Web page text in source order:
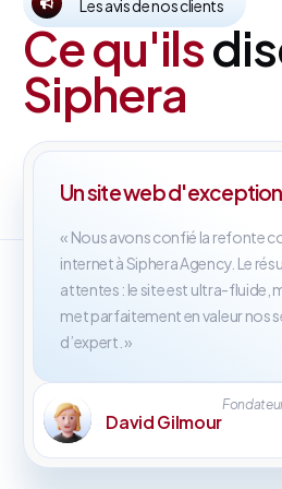
Les avis de nos clients
Ce qu'ils
Siphera
Un site web d'exception
« Nous avons confié la refonte
internet à Siphera Agency. Le
attentes : le site est ultra-fluide,
met parfaitement en valeur nos
d’expert. »
David Gilmour